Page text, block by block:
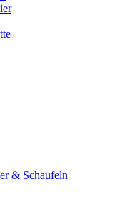
& Schaufeln